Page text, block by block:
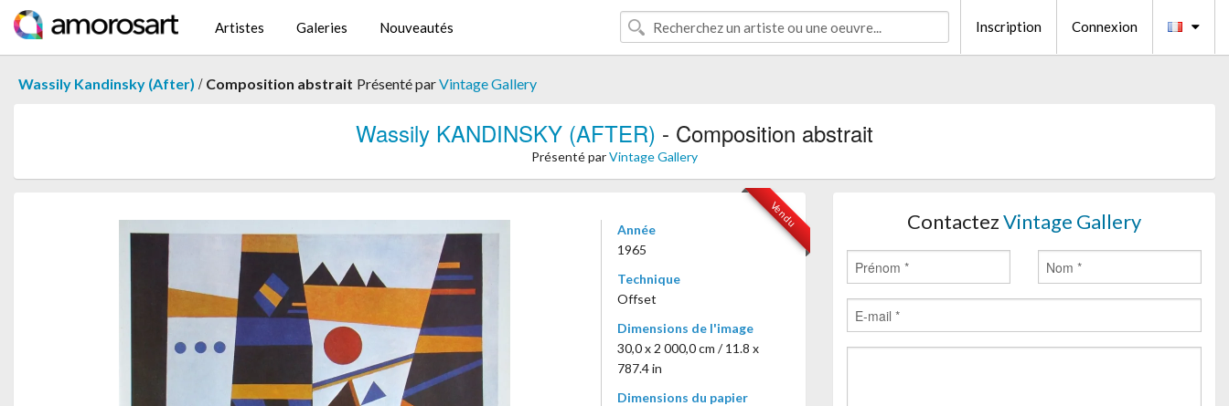
Artistes Galeries Nouveautés Inscription Connexion
Wassily Kandinsky (After) / Composition abstrait Présenté parVintage Gallery
Wassily KANDINSKY (AFTER) - Composition abstrait
Présenté parVintage Gallery
Vendu
Année
1965
Technique
Offset
Dimensions de l'image
30,0 x 2 000,0 cm / 11.8 x
787.4 in
Dimensions du papier
ContactezVintage Gallery